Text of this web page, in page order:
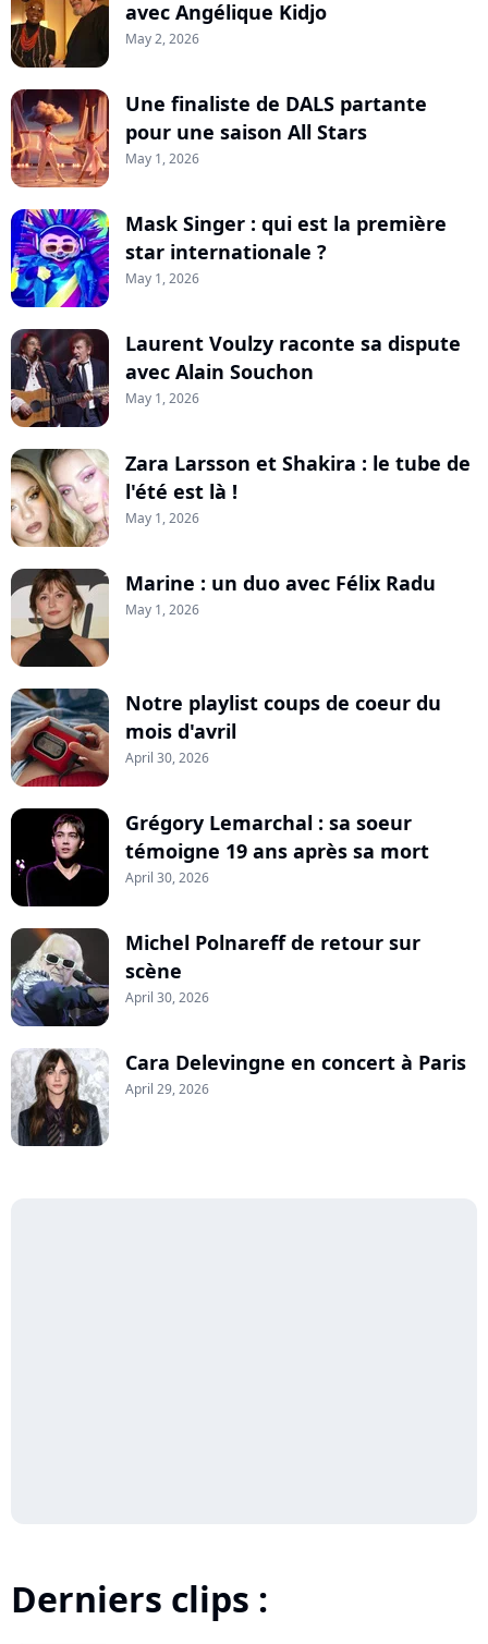
avec Angélique Kidjo
May 2, 2026
Une finaliste de DALS partante
pour une saison All Stars
May 1, 2026
Mask Singer : qui est la première
star internationale ?
May 1, 2026
Laurent Voulzy raconte sa dispute
avec Alain Souchon
May 1, 2026
Zara Larsson et Shakira : le tube de
l'été est là !
May 1, 2026
Marine : un duo avec Félix Radu
May 1, 2026
Notre playlist coups de coeur du
mois d'avril
April 30, 2026
Grégory Lemarchal : sa soeur
témoigne 19 ans après sa mort
April 30, 2026
Michel Polnareff de retour sur
scène
April 30, 2026
Cara Delevingne en concert à Paris
April 29, 2026
Derniers clips :